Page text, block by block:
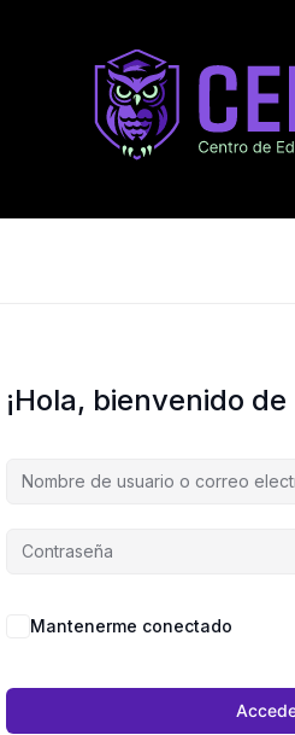
¡Hola, bienvenido
Mantenerme conectado